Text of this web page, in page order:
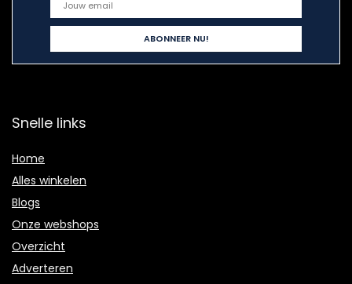
Snelle links
Home
Alles winkelen
Blogs
Onze webshops
Overzicht
Adverteren